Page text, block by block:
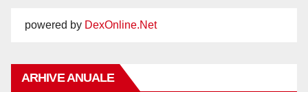
powered by DexOnline.Net
ARHIVE ANUALE